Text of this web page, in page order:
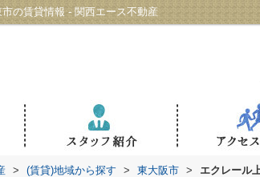
の賃貸情報 - 関西エース不動産
> (賃貸)地域から探す > 東大阪市 > エクレール